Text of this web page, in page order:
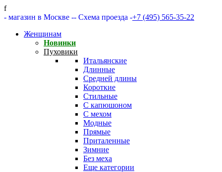
f
- магазин в Москве -- Схема проезда -+7 (495) 565-35-22
Женщинам
Новинки
Пуховики
Итальянские
Длинные
Средней длины
Короткие
Стильные
С капюшоном
С мехом
Модные
Прямые
Приталенные
Зимние
Без меха
Еще категории